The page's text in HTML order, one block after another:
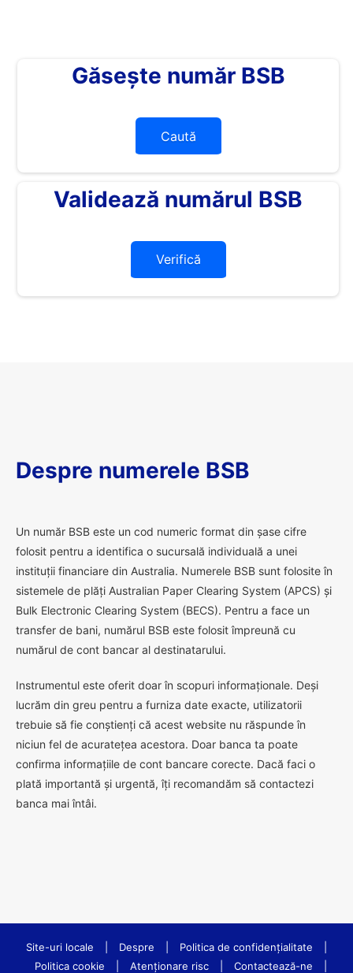
Găsește număr BSB
Caută
Validează numărul BSB
Verifică
Despre numerele BSB
Un număr BSB este un cod numeric format din șase cifre
folosit pentru a identifica o sucursală individuală a unei
instituții financiare din Australia. Numerele BSB sunt folosite în
sistemele de plăți Australian Paper Clearing System (APCS) și
Bulk Electronic Clearing System (BECS). Pentru a face un
transfer de bani, numărul BSB este folosit împreună cu
numărul de cont bancar al destinatarului.
Instrumentul este oferit doar în scopuri informaționale. Deși
lucrăm din greu pentru a furniza date exacte, utilizatorii
trebuie să fie conștienți că acest website nu răspunde în
niciun fel de acuratețea acestora. Doar banca ta poate
confirma informațiile de cont bancare corecte. Dacă faci o
plată importantă și urgentă, îți recomandăm să contactezi
banca mai întâi.
Site-uri locale Despre Politica de confidenţialitate
Politica cookie
Atenționare risc Contactează-ne